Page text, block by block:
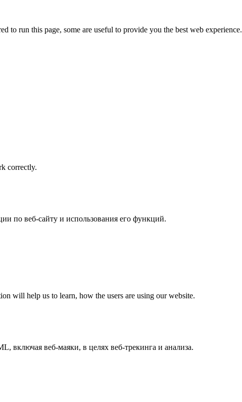
to run this page, some are useful to provide you the best web experience.
correctly.
по веб-сайту и использования его функций.
will help us to learn, how the users are using our website.
включая веб-маяки, в целях веб-трекинга и анализа.